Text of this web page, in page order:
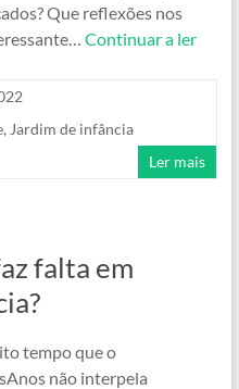
Que reflexões nos
Continuar a ler
, Jardim de infância
Ler mais
falta em
tempo que o
não interpela